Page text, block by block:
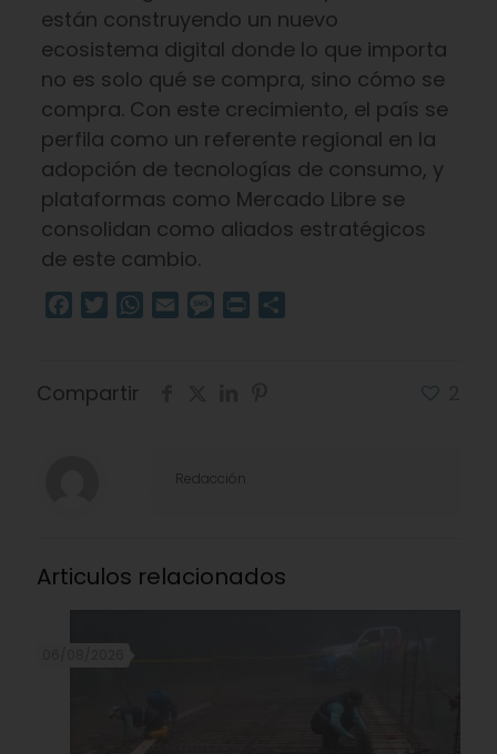
están construyendo un nuevo
ecosistema digital donde lo que importa
no es solo qué se compra, sino cómo se
compra. Con este crecimiento, el país se
perfila como un referente regional en la
adopción de tecnologías de consumo, y
plataformas como Mercado Libre se
consolidan como aliados estratégicos
de este cambio.
Facebook
TwitterWhatsApp
Email Message
Print
Compartir
Redacción
Articulos relacionados